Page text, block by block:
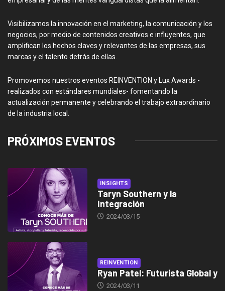
Visibilizamos la innovación en el marketing, la comunicación y los
negocios, por medio de contenidos creativos e influyentes, que
amplifican los hechos claves y relevantes de las empresas, sus
marcas y el talento detrás de ellas.
Promovemos nuestros eventos REINVENTION y Lux Awards -
realizados con estándares mundiales- fomentando la
actualización permanente y celebrando el trabajo extraordinario
de la industria local.
PRÓXIMOS EVENTOS
INSIGHTS
Taryn Southern y la
Integración
2024/03/15
REINVENTION
Ryan Patel: Futurista Global y
2024/03/11